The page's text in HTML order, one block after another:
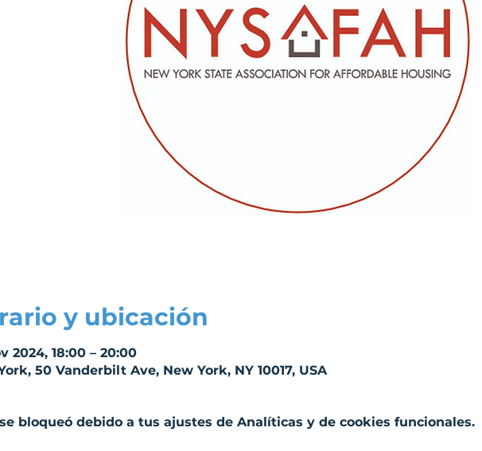
y ubicación
2024, 18:00 – 20:00
50 Vanderbilt Ave, New York, NY 10017, USA
bloqueó debido a tus ajustes de Analíticas y de cookies funcionales.